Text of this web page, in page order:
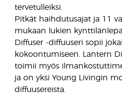
tervetulleiksi.
Pitkät haihdutusajat ja 11
mukaan lukien
Diffuser -diffuuseri sopii
kokoontumiseen. Lantern
toimii myös
ja on yksi Young Livingin
diffuusereista.